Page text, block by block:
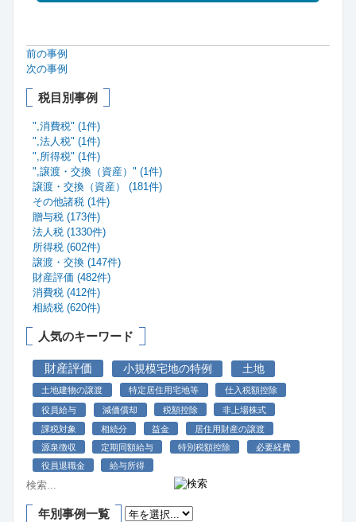
前の事例
次の事例
税目別事例
",消費税" (1件)
",法人税" (1件)
",所得税" (1件)
",譲渡・交換（資産）" (1件)
譲渡・交換（資産） (181件)
その他諸税 (1件)
贈与税 (173件)
法人税 (1330件)
所得税 (602件)
譲渡・交換 (147件)
財産評価 (482件)
消費税 (412件)
相続税 (620件)
人気のキーワード
財産評価 小規模宅地の特例 土地
土地建物の譲渡 特定居住用宅地等 仕入税額控除
役員給与 減価償却 税額控除
非上場株式
課税対象
相続分 益金
居住用財産の譲渡
源泉徴収
定期同額給与 特別税額控除
必要経費
役員退職金
給与所得
年別事例一覧